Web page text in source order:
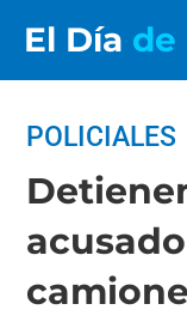
El Día de
POLICIALES